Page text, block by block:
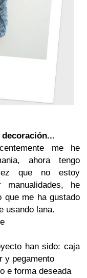
me he
ahora tengo
que no estoy
he
que me ha gustado
usando lana.
han sido: caja
y pegamento
e forma deseada